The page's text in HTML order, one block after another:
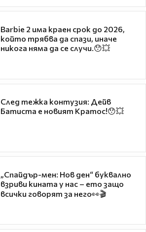
Barbie 2 има краен срок до 2026,
който трябва да спази, иначе
никога няма да се случи.😯💥
След тежка контузия: Дейв
Батиста е новият Кратос!😯💥
„Спайдър-мен: Нов ден“ буквално
взриви кината у нас – ето защо
всички говорят за него👀🎬